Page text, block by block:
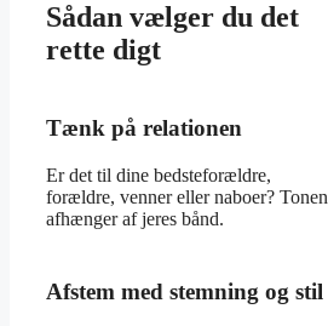
Sådan vælger du det
rette digt
Tænk på relationen
Er det til dine bedsteforældre,
forældre, venner eller naboer? Tonen
afhænger af jeres bånd.
Afstem med stemning og stil